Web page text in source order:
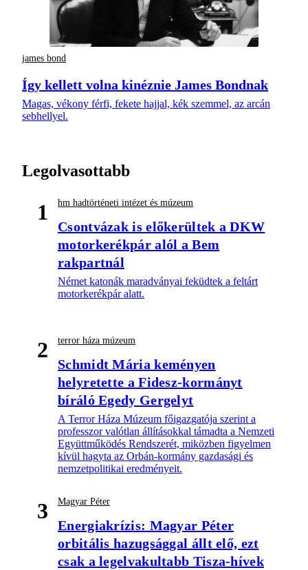
james bond
Így kellett volna kinéznie James Bondnak
Magas, vékony férfi, fekete hajjal, kék szemmel, az arcán
sebhellyel.
Legolvasottabb
1 hm hadtörténeti intézet és múzeum
Csontvázak is előkerültek a DKW
motorkerékpár alól a Bem
rakpartnál
Német katonák maradványai feküdtek a feltárt
motorkerékpár alatt.
2 terror háza múzeum
Schmidt Mária keményen
helyretette a Fidesz-kormányt
bíráló Egedy Gergelyt
A Terror Háza Múzeum főigazgatója szerint a
professzor valótlan állításokkal támadta a Nemzeti
Együttműködés Rendszerét, miközben figyelmen
kívül hagyta az Orbán-kormány gazdasági és
nemzetpolitikai eredményeit.
3 Magyar Péter
Energiakrízis: Magyar Péter
orbitális hazugsággal állt elő, ezt
csak a legelvakultabb Tisza-hívek